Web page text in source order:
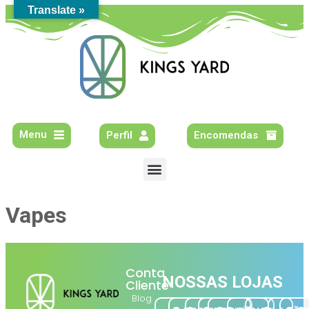
Menu Perfil Encomendas
Vapes
Conta
Cliente
Blog
NOSSAS LOJAS
Translate »